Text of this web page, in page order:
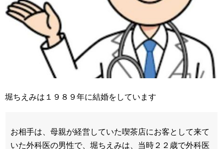
堀ちえみは１９８９年に結婚をしています
お相手は、母親が経営していた喫茶店にお客として来て
いた外科医の男性で、堀ちえみは、当時２２歳で外科医